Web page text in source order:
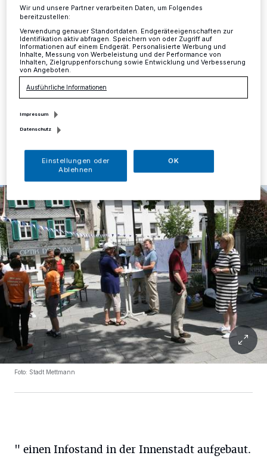
Mettmann·Der Arbeitskreis "Flüchtlinge" der Stadt
Mettmann, der im vergangenen Jahr von Susanne
Butzke, Flüchtlingskoordinatorin der Stadt, ins Leben
gerufen wurde, hat am Mittwoch, 20. Juni, zum
Weltflüchtlingstag unter dem Motto "Sie machen den
Unterschied!
24.06.2018 , 10:53 Uhr
Foto: Stadt Mettmann
" einen Infostand in der Innenstadt aufgebaut.
Wir und unsere Partner verarbeiten Daten, um Folgendes
bereitzustellen:
Verwendung genauer Standortdaten. Endgeräteeigenschaften zur
Identifikation aktiv abfragen. Speichern von oder Zugriff auf
Informationen auf einem Endgerät. Personalisierte Werbung und
Inhalte, Messung von Werbeleistung und der Performance von
Inhalten, Zielgruppenforschung sowie Entwicklung und Verbesserung
von Angeboten.
Ausführliche Informationen
Impressum
Datenschutz
Einstellungen oder
Ablehnen
OK